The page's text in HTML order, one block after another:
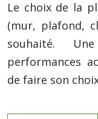
Le choix de la
(mur, plafond,
souhaité.
performances
de faire son